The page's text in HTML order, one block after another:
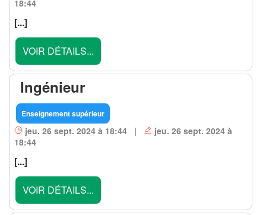
18:44
[...]
VOIR DÉTAILS...
Ingénieur
Enseignement supérieur
jeu. 26 sept. 2024 à 18:44 |
jeu. 26 sept. 2024 à
18:44
[...]
VOIR DÉTAILS...